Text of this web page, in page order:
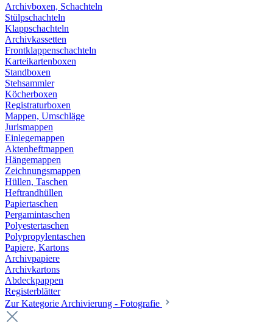
Archivboxen, Schachteln
Stülpschachteln
Klappschachteln
Archivkassetten
Frontklappenschachteln
Karteikartenboxen
Standboxen
Stehsammler
Köcherboxen
Registraturboxen
Mappen, Umschläge
Jurismappen
Einlegemappen
Aktenheftmappen
Hängemappen
Zeichnungsmappen
Hüllen, Taschen
Heftrandhüllen
Papiertaschen
Pergamintaschen
Polyestertaschen
Polypropylentaschen
Papiere, Kartons
Archivpapiere
Archivkartons
Abdeckpappen
Registerblätter
Zur Kategorie Archivierung - Fotografie